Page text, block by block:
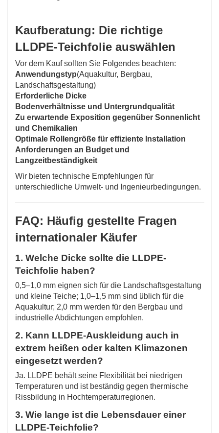
Kaufberatung: Die richtige
LLDPE-Teichfolie auswählen
Vor dem Kauf sollten Sie Folgendes beachten:
Anwendungstyp(Aquakultur, Bergbau,
Landschaftsgestaltung)
Erforderliche Dicke
Bodenverhältnisse und Untergrundqualität
Zu erwartende Exposition gegenüber Sonnenlicht
und Chemikalien
Optimale Rollengröße für effiziente Installation
Anforderungen an Budget und
Langzeitbeständigkeit
Wir bieten technische Empfehlungen für
unterschiedliche Umwelt- und Ingenieurbedingungen.
FAQ: Häufig gestellte Fragen
internationaler Käufer
1. Welche Dicke sollte die LLDPE-
Teichfolie haben?
0,5–1,0 mm eignen sich für die Landschaftsgestaltung
und kleine Teiche; 1,0–1,5 mm sind üblich für die
Aquakultur; 2,0 mm werden für den Bergbau und
industrielle Abdichtungen empfohlen.
2. Kann LLDPE-Auskleidung auch in
extrem heißen oder kalten Klimazonen
eingesetzt werden?
Ja. LLDPE behält seine Flexibilität bei niedrigen
Temperaturen und ist beständig gegen thermische
Rissbildung in Hochtemperaturregionen.
3. Wie lange ist die Lebensdauer einer
LLDPE-Teichfolie?